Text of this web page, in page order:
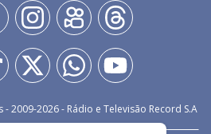
- 2009-2026- Rádio e Televisão Record S.A